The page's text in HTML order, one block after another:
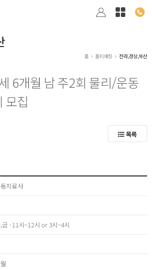
홈 홈티매칭 전라,경상,부산
6개월 남 주2회 물리/운동
모집
목록
치료사
금 - 11시~12시 or 3시~4시